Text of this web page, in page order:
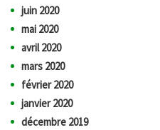
juin 2020
mai 2020
avril 2020
mars 2020
février 2020
janvier 2020
décembre 2019